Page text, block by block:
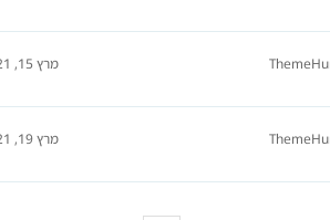
מרץ 15, 2021
מרץ 19, 2021